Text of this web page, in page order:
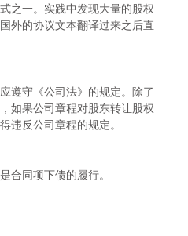
之一。实践中发现大量的股权
外的协议文本翻译过来之后直
遵守《公司法》的规定。除了
如果公司章程对股东转让股权
违反公司章程的规定。
合同项下债的履行。